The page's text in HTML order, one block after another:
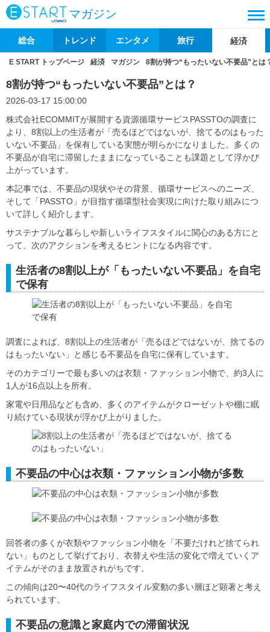
マガジン
総合 トレンド エンタメ 旅行 経済
E START トップページ 経済 マガジン 8割が持つ“もったいない不要品”とは
8割が持つ“もったいない不要品”とは？
2026-03-17 15:00:00
株式会社ECOMMITが展開する資源循環サービスPASSTOの調査に
より、8割以上の生活者が「売るほどではないが、捨てるのはもった
いない不要品」を保有している実態が明らかになりました。多くの
不要品が自宅に滞留したままになっていることも課題として浮かび
上がっています。
本記事では、不要品の現状やその背景、循環サービスへのニーズ、
そして「PASSTO」が目指す循環型社会実現に向けた取り組みにつ
いて詳しく紹介します。
サステナブルな暮らしや新しいライフスタイルに関心のある方にと
って、次のアクションを考えるヒントになる内容です。
生活者の8割以上が「もったいない不要品」を自宅
で保有
調査によれば、8割以上の生活者が「売るほどではないが、捨てるの
はもったいない」と感じる不要品を自宅に保有しています。
そのカテゴリーで最も多いのは衣類・ファッション小物で、約3人に
1人が16点以上を所有。
家電や日用品なども含め、多くのアイテムがクローゼットや棚に眠
り続けている現状が浮かび上がりました。
不要品の中心は衣類・ファッション小物が多数
回答者の多くが衣類やファッション小物を「不要だけれど捨てられ
ない」ものとして挙げており、衣替えや生活の変化で増えていくア
イテムがそのまま放置されがちです。
この傾向は20〜40代のライフスタイル変動の多い層ほど顕著と考え
られています。
不要品の意識と家庭内での滞留状況